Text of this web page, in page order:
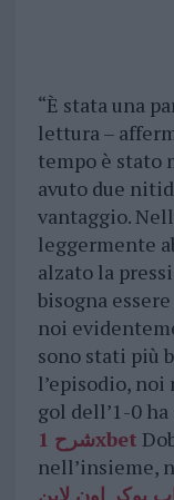
“È stata una
lettura –
tempo è stato
avuto due
vantaggio.
leggermente
alzato la
bisogna
noi
sono stati più
l’episodio,
gol dell’1-0
شرح 1xbet
nell’insieme,